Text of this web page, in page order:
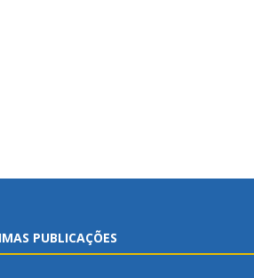
PUBLICAÇÕES